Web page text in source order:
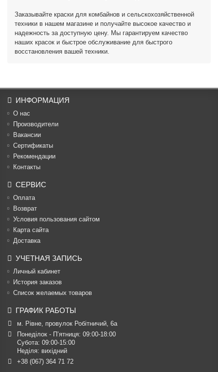
Заказывайте краски для комбайнов и сельскохозяйственной
техники в нашем магазине и получайте высокое качество и
надежность за доступную цену. Мы гарантируем качество
наших красок и быстрое обслуживание для быстрого
восстановления вашей техники.
ИНФОРМАЦИЯ
О нас
Производители
Вакансии
Cертификаты
Рекомендации
Контакты
СЕРВИС
Оплата
Возврат
Условия пользования сайтом
Карта сайта
Доставка
УЧЕТНАЯ ЗАПИСЬ
Личный кабинет
История заказов
Список желаемых товаров
ГРАФИК РАБОТЫ
м. Рівне, провулок Робітничий, 6а
Понеділок - П’ятниця: 09:00-18:00
Субота: 09:00-15:00
Неділя: вихідний
+38 (067) 364 71 72